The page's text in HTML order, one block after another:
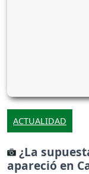
ACTUALIDAD
¿La
apareció en